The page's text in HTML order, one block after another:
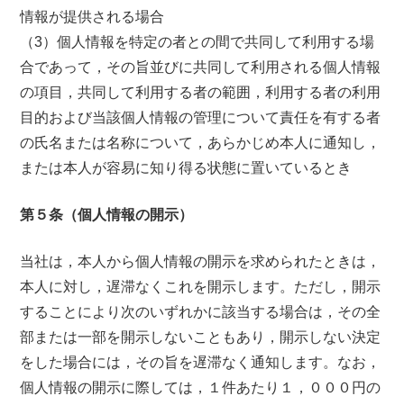
情報が提供される場合
（3）個人情報を特定の者との間で共同して利用する場
合であって，その旨並びに共同して利用される個人情報
の項目，共同して利用する者の範囲，利用する者の利用
目的および当該個人情報の管理について責任を有する者
の氏名または名称について，あらかじめ本人に通知し，
または本人が容易に知り得る状態に置いているとき
第５条（個人情報の開示）
当社は，本人から個人情報の開示を求められたときは，
本人に対し，遅滞なくこれを開示します。ただし，開示
することにより次のいずれかに該当する場合は，その全
部または一部を開示しないこともあり，開示しない決定
をした場合には，その旨を遅滞なく通知します。なお，
個人情報の開示に際しては，１件あたり１，０００円の